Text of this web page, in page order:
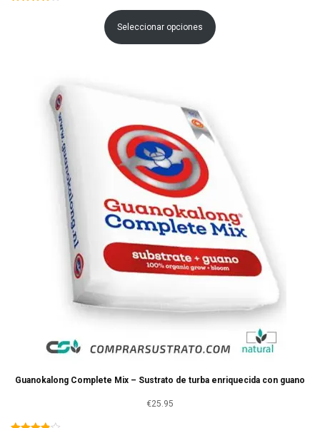
precios:
desde
Seleccionar opciones
Guanokalong Complete Mix – Sustrato de turba enriquecida con guano
€25.95